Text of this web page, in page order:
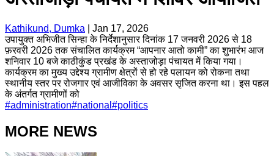
Kathikund, Dumka
Jan 17, 2026
उपायुक्त अभिजीत सिन्हा के निर्देशानुसार दिनांक 17 जनवरी 2026 से 18
फ़रवरी 2026 तक संचालित कार्यक्रम “आपनार आतो कामी” का शुभारंभ आज
शनिवार 10 बजे काठीकुंड प्रखंड के अस्ताजोड़ा पंचायत में किया गया।
कार्यक्रम का मुख्य उद्देश्य ग्रामीण क्षेत्रों से हो रहे पलायन को रोकना तथा
स्थानीय स्तर पर रोजगार एवं आजीविका के अवसर सृजित करना था। इस पहल
के अंतर्गत ग्रामीणों को
#administration#national #politics
MORE NEWS